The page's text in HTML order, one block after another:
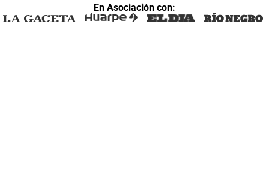
En Asociación con: